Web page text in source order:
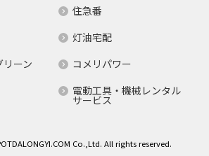
住急番
灯油宅配
ーン
コメリパワー
電動工具・機械レンタル
サービス
Co.,Ltd. All rights reserved.